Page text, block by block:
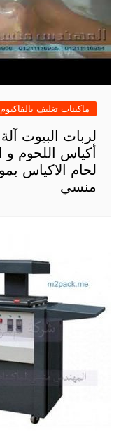
ماكينات تغليف بالفاكيوم
لربات البيوت
أكياس اللحوم
منسي